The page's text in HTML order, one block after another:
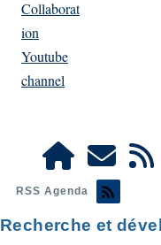
Collaborat
ion
Youtube
channel
RSS Agenda
Recherche et